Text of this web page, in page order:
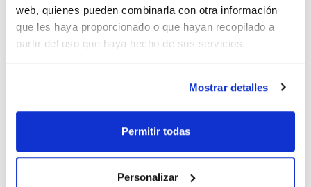
web, quienes pueden combinarla con otra información
que les haya proporcionado o que hayan recopilado a
partir del uso que haya hecho de sus servicios.
Mostrar detalles
Permitir todas
Personalizar
Capacidad
x 2,5 l
Referencia
Envase
Precio